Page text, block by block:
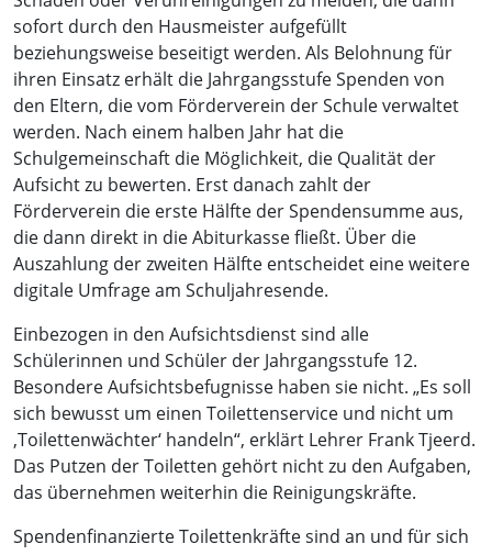
sofort durch den Hausmeister aufgefüllt
beziehungsweise beseitigt werden. Als Belohnung für
ihren Einsatz erhält die Jahrgangsstufe Spenden von
den Eltern, die vom Förderverein der Schule verwaltet
werden. Nach einem halben Jahr hat die
Schulgemeinschaft die Möglichkeit, die Qualität der
Aufsicht zu bewerten. Erst danach zahlt der
Förderverein die erste Hälfte der Spendensumme aus,
die dann direkt in die Abiturkasse fließt. Über die
Auszahlung der zweiten Hälfte entscheidet eine weitere
digitale Umfrage am Schuljahresende.
Einbezogen in den Aufsichtsdienst sind alle
Schülerinnen und Schüler der Jahrgangsstufe 12.
Besondere Aufsichtsbefugnisse haben sie nicht. „Es soll
sich bewusst um einen Toilettenservice und nicht um
‚Toilettenwächter‘ handeln“, erklärt Lehrer Frank Tjeerd.
Das Putzen der Toiletten gehört nicht zu den Aufgaben,
das übernehmen weiterhin die Reinigungskräfte.
Spendenfinanzierte Toilettenkräfte sind an und für sich